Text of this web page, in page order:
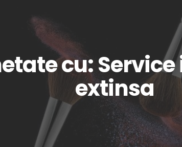
cu: Service
extinsa